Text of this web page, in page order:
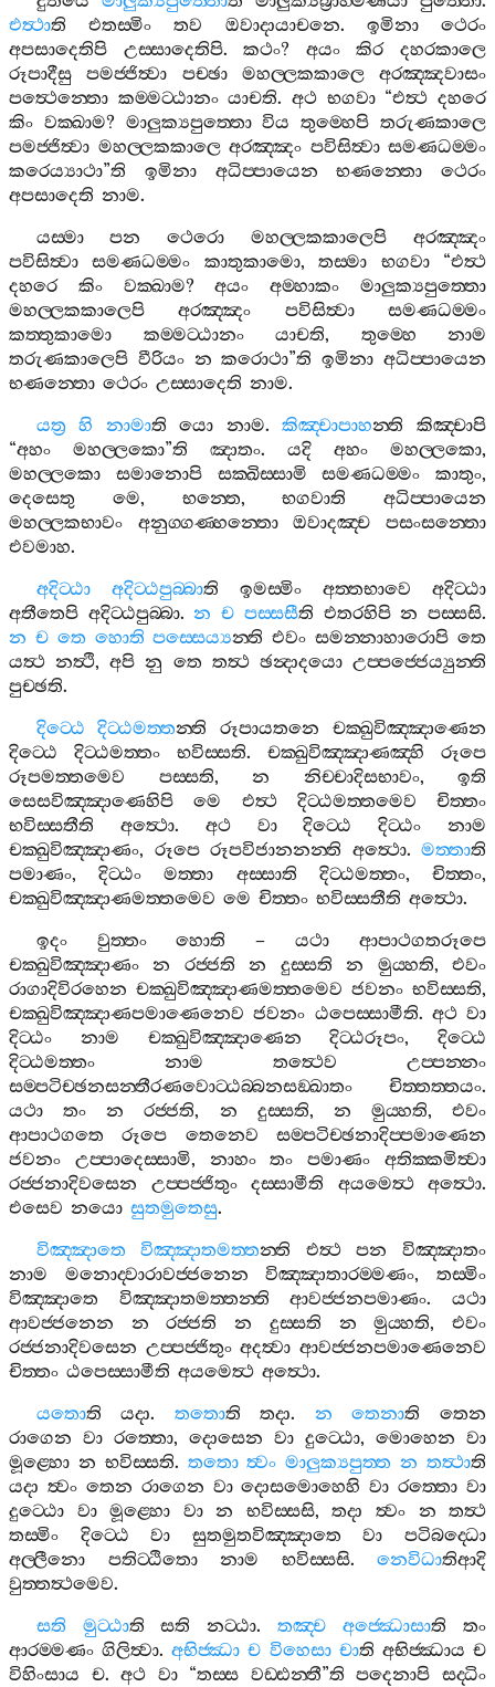
එත්‍ථාති එතස‍්මිං තව ඔවාදායාචනෙ. ඉමිනා
ථෙරං
අපසාදෙතිපි
උස‍්සාදෙතිපි.කථං? අයං කිර
දහරකාලෙ
රූපාදීසු
පමජ‍්ජිත්‍වා පච‍්ඡා මහල‍්ලකකාලෙ
අරඤ‍්ඤවාසං
පත්‍ථෙන‍්තො කම‍්මට‍්ඨානං යාචති.අථ භගවා“එත්‍ථ දහරෙ
කිං වක‍්ඛාම? මාලුක්‍යපුත‍්තො විය තුම‍්හෙපි තරුණකාලෙ
පමජ‍්ජිත්‍වා මහල‍්ලකකාලෙ අරඤ‍්ඤං පවිසිත්‍වා සමණධම‍්මං
කරෙය්‍යාථා”ති ඉමිනා අධිප‍්පායෙන භණන‍්තො
ථෙරං
අපසාදෙති නාම.
යස‍්මා
පන ථෙරො මහල‍්ලකකාලෙපි
අරඤ‍්ඤං
පවිසිත්‍වා
සමණධම‍්මං කාතුකාමො,තස‍්මා භගවා“එත්‍ථ
දහරෙ
කිං වක‍්ඛාම?අයං අම‍්හාකං
මාලුක්‍යපුත‍්තො
මහල‍්ලකකාලෙපි
අරඤ‍්ඤං පවිසිත්‍වා
සමණධම‍්මං
කත‍්තුකාමො
කම‍්මට‍්ඨානං යාචති, තුම‍්හෙ
නාම
තරුණකාලෙපි වීරියං න කරොථා”ති ඉමිනා අධිප‍්පායෙන
භණන‍්තො ථෙරං උස‍්සාදෙති නාම.
යත්‍ර
හි නාමාති යො නාම.කිඤ‍්චාපාහන‍්ති
කිඤ‍්චාපි
“අහං මහල‍්ලකො”ති ඤාතං. යදි අහං මහල‍්ලකො,
මහල‍්ලකො
සමානොපි සක‍්ඛිස‍්සාමි සමණධම‍්මං කාතුං,
දෙසෙතු
මෙ, භන‍්තෙ,භගවාති
අධිප‍්පායෙන
මහල‍්ලකභාවං
අනුග‍්ගණ‍්හන‍්තො ඔවාදඤ‍්ච
පසංසන‍්තො
එවමාහ.
අදිට‍්ඨා
අදිට‍්ඨපුබ‍්බාති ඉමස‍්මිං අත‍්තභාවෙ
අදිට‍්ඨා
අතීතෙපි අදිට‍්ඨපුබ‍්බා.න ච පස‍්සසීති එතරහිපි න පස‍්සසි.
න ච තෙ හොති පස‍්සෙය්‍යන‍්ති එවං සමන‍්නාහාරොපි තෙ
යත්‍ථ නත්‍ථි,අපි නු තෙ තත්‍ථ ඡන්‍දාදයො උප‍්පජ‍්ජෙය්‍යුන‍්ති
පුච‍්ඡති.
දිට‍්ඨෙ
දිට‍්ඨමත‍්තන‍්ති රූපායතනෙ
චක‍්ඛුවිඤ‍්ඤාණෙන
දිට‍්ඨෙ
දිට‍්ඨමත‍්තං භවිස‍්සති. චක‍්ඛුවිඤ‍්ඤාණඤ‍්හි
රූපෙ
රූපමත‍්තමෙව
පස‍්සති, න නිච‍්චාදිසභාවං, ඉති
සෙසවිඤ‍්ඤාණෙහිපි
මෙ එත්‍ථ දිට‍්ඨමත‍්තමෙව
චිත‍්තං
භවිස‍්සතීති
අත්‍ථො. අථ වා දිට‍්ඨෙ දිට‍්ඨං
නාම
චක‍්ඛුවිඤ‍්ඤාණං, රූපෙ රූපවිජානනන‍්ති අත්‍ථො. මත‍්තාති
පමාණං,දිට‍්ඨං මත‍්තා අස‍්සාති දිට‍්ඨමත‍්තං,චිත‍්තං,
චක‍්ඛුවිඤ‍්ඤාණමත‍්තමෙව මෙ චිත‍්තං භවිස‍්සතීති අත්‍ථො.
ඉදං
වුත‍්තං හොති –යථා
ආපාථගතරූපෙ
චක‍්ඛුවිඤ‍්ඤාණං
න රජ‍්ජති න දුස‍්සති න මුය‍්හති,එවං
රාගාදිවිරහෙන චක‍්ඛුවිඤ‍්ඤාණමත‍්තමෙව ජවනං භවිස‍්සති,
චක‍්ඛුවිඤ‍්ඤාණපමාණෙනෙව ජවනං ඨපෙස‍්සාමීති. අථ වා
දිට‍්ඨං
නාම චක‍්ඛුවිඤ‍්ඤාණෙන දිට‍්ඨරූපං, දිට‍්ඨෙ
දිට‍්ඨමත‍්තං
නාම තත්‍ථෙව
උප‍්පන‍්නං
සම‍්පටිච‍්ඡනසන‍්තීරණවොට‍්ඨබ‍්බනසඞ‍්ඛාතං
චිත‍්තත‍්තයං.
යථා
තං න රජ‍්ජති, න දුස‍්සති, න මුය‍්හති, එවං
ආපාථගතෙ
රූපෙ තෙනෙව
සම‍්පටිච‍්ඡනාදිප‍්පමාණෙන
ජවනං
උප‍්පාදෙස‍්සාමි, නාහං තං පමාණං
අතික‍්කමිත්‍වා
රජ‍්ජනාදිවසෙන
උප‍්පජ‍්ජිතුං දස‍්සාමීති අයමෙත්‍ථ අත්‍ථො.
එසෙව නයො සුතමුතෙසු.
විඤ‍්ඤාතෙ
විඤ‍්ඤාතමත‍්තන‍්ති එත්‍ථ පන
විඤ‍්ඤාතං
නාම
මනොද‍්වාරාවජ‍්ජනෙන විඤ‍්ඤාතාරම‍්මණං,තස‍්මිං
විඤ‍්ඤාතෙ
විඤ‍්ඤාතමත‍්තන‍්ති ආවජ‍්ජනපමාණං.යථා
ආවජ‍්ජනෙන
න රජ‍්ජති න දුස‍්සති න මුය‍්හති,එවං
රජ‍්ජනාදිවසෙන උප‍්පජ‍්ජිතුං අදත්‍වා ආවජ‍්ජනපමාණෙනෙව
චිත‍්තං ඨපෙස‍්සාමීති අයමෙත්‍ථ අත්‍ථො.
යතොති යදා. තතොති තදා. න තෙනාති
තෙන
රාගෙන වා රත‍්තො, දොසෙන වා දුට‍්ඨො, මොහෙන වා
මූළ‍්හො න භවිස‍්සති. තතො ත්‍වං මාලුක්‍යපුත‍්ත න තත්‍ථාති
යදා ත්‍වං තෙන රාගෙන වා දොසමොහෙහි වා රත‍්තො වා
දුට‍්ඨො
වා මූළ‍්හො වා න භවිස‍්සසි,තදා ත්‍වං න
තත්‍ථ
තස‍්මිං
දිට‍්ඨෙ වා සුතමුතවිඤ‍්ඤාතෙ වා
පටිබද‍්ධො
අල‍්ලීනො
පතිට‍්ඨිතො නාම භවිස‍්සසි. නෙවිධාතිආදි
වුත‍්තත්‍ථමෙව.
සති
මුට‍්ඨාති සති නට‍්ඨා.තඤ‍්ච අජ‍්ඣොසාති
තං
ආරම‍්මණං ගිලිත්‍වා.අභිජ‍්ඣා ච විහෙසා චාති අභිජ‍්ඣාය ච
විහිංසාය
ච.අථ වා“තස‍්ස වඩ‍්ඪන‍්තී”ති පදෙනාපි සද‍්ධිං